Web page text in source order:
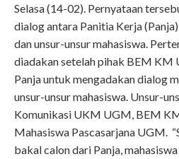
Selasa (14-02). Pernyataan
dialog antara Panitia Kerja
dan unsur-unsur mahasiswa.
diadakan setelah pihak BEM KM
Panja untuk mengadakan dialog
unsur-unsur mahasiswa. Unsur-
Komunikasi UKM UGM, BEM
Mahasiswa Pascasarjana UGM.
bakal calon dari Panja,